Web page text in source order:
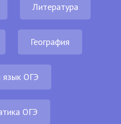
Литература
География
язык ОГЭ
ОГЭ